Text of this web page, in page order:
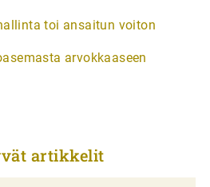
toi ansaitun voiton
arvokkaaseen
artikkelit